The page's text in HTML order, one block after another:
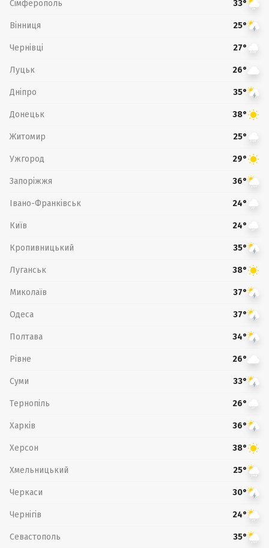
Сімферополь 33°
Вінниця 25°
Чернівці 27°
Луцьк 26°
Дніпро 35°
Донецьк 38°
Житомир 25°
Ужгород 29°
Запоріжжя 36°
Івано-Франківськ 24°
Київ 24°
Кропивницький 35°
Луганськ 38°
Миколаїв 37°
Одеса 37°
Полтава 34°
Рівне 26°
Суми 33°
Тернопіль 26°
Харків 36°
Херсон 38°
Хмельницький 25°
Черкаси 30°
Чернігів 24°
Севастополь 35°